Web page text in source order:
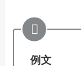
例文